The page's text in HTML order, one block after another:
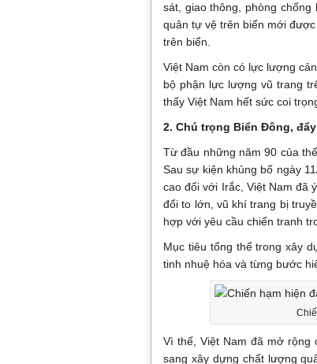
sát, giao thông, phòng
quân tự vệ trên biển mới
trên biển.
Việt Nam còn có lực lượng
bộ phận lực lượng vũ trang
thấy Việt Nam hết sức coi
2. Chú trọng Biển Đông,
Từ đầu những năm 90 của
Sau sự kiện khủng bố ngày
cao đối với Irắc, Việt Nam đã
đổi to lớn, vũ khí trang bị
hợp với yêu cầu chiến tranh
Mục tiêu tổng thể trong xây
tinh nhuệ hóa và từng bước
Vì thế, Việt Nam đã mở rộng
sang xây dựng chất lượng